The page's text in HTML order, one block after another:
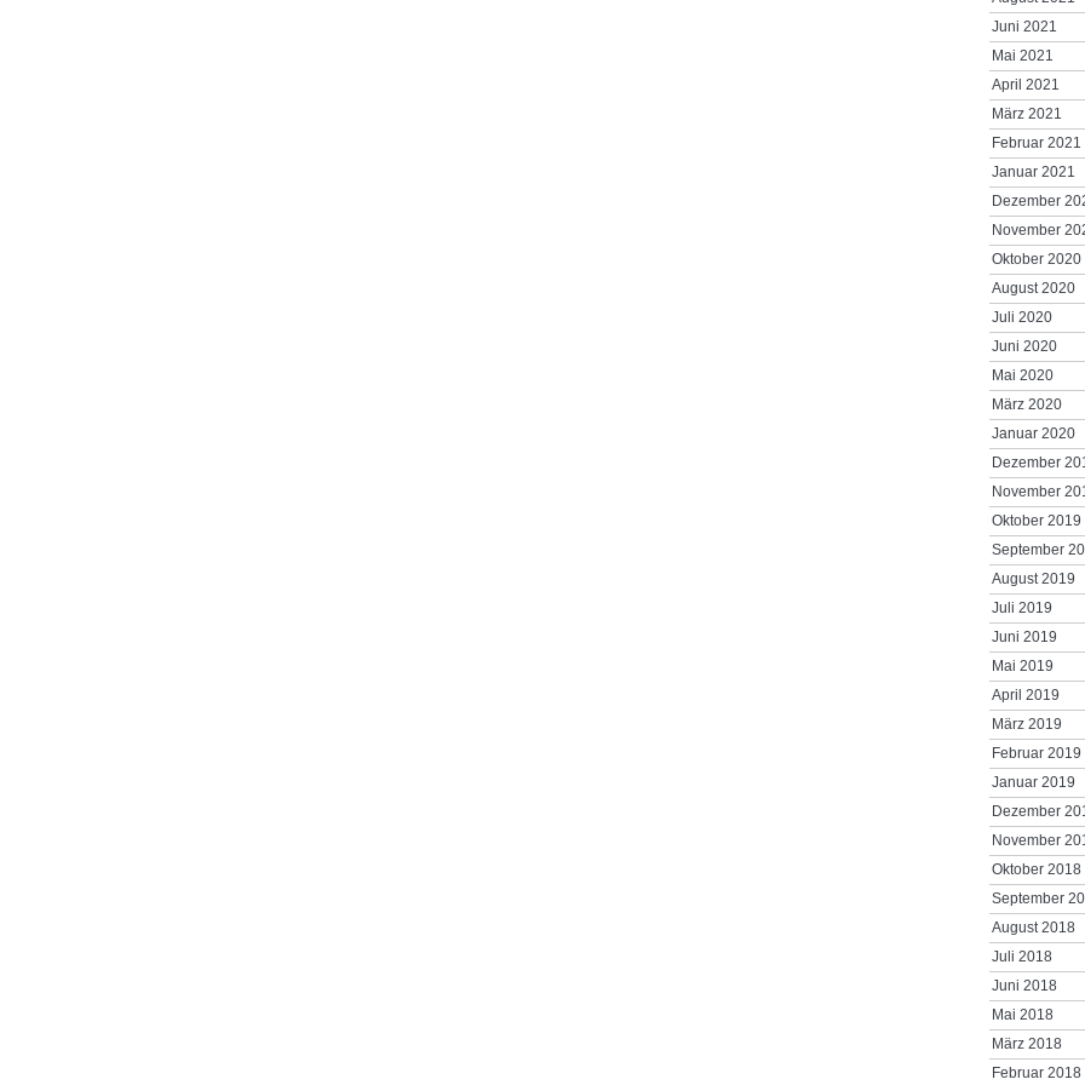
Juni 2021
Mai 2021
April 2021
März 2021
Februar 2021
Januar 2021
Dezember
November
Oktober 2020
August 2020
Juli 2020
Juni 2020
Mai 2020
März 2020
Januar 2020
Dezember
November
Oktober 2019
September
August 2019
Juli 2019
Juni 2019
Mai 2019
April 2019
März 2019
Februar 2019
Januar 2019
Dezember
November
Oktober 2018
September
August 2018
Juli 2018
Juni 2018
Mai 2018
März 2018
Februar 2018